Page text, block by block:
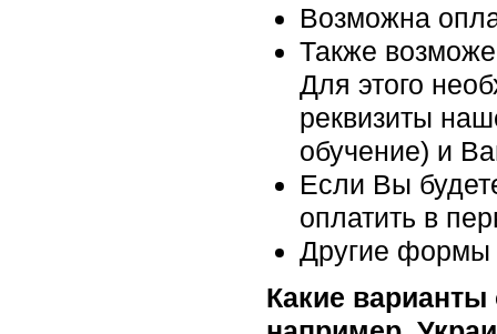
Возможна
Также
Для этого
реквизиты
обучение) и
Если Вы
оплатить в
Другие
Какие варианты